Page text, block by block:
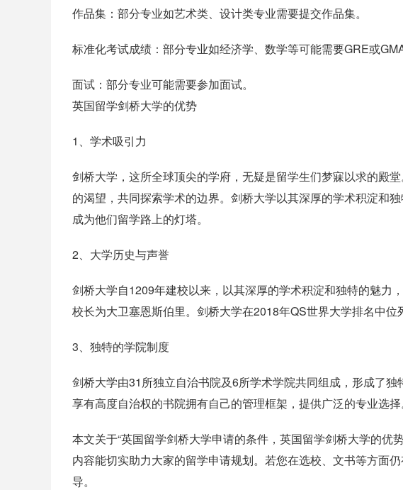
‌作品集‌：部分专业如艺术类、设计类专业需要提交作品集‌。
标准化考试成绩‌：部分专业如经济学、数学等可能需要GRE或
‌面试‌：部分专业可能需要参加面试‌。
英国留学剑桥大学的优势
1、学术吸引力
剑桥大学，这所全球顶尖的学府，无疑是留学生们梦寐以求的殿
的渴望，共同探索学术的边界。剑桥大学以其深厚的学术积淀和
成为他们留学路上的灯塔。
2、大学历史与声誉
剑桥大学自1209年建校以来，以其深厚的学术积淀和独特的魅力
校长为大卫塞恩斯伯里。剑桥大学在2018年QS世界大学排名中位
3、独特的学院制度
剑桥大学由31所独立自治书院及6所学术学院共同组成，形成了
享有高度自治权的书院拥有自己的管理框架，提供广泛的专业选
本文关于“英国留学剑桥大学申请的条件，英国留学剑桥大学的优
内容能切实助力大家的留学申请规划。若您在选校、文书等方面
导。